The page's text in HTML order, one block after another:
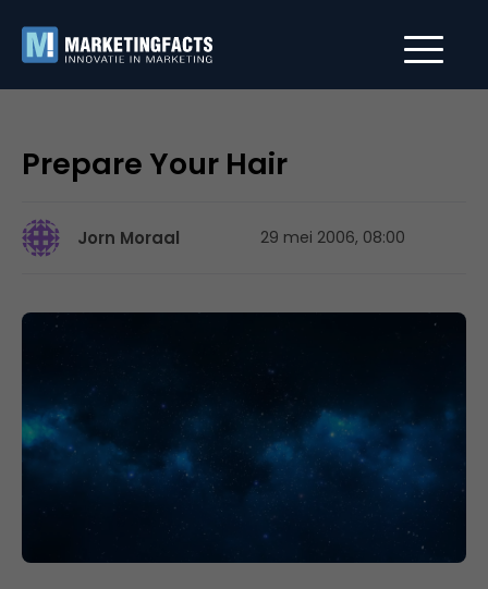
Prepare Your Hair
Jorn Moraal 29 mei 2006, 08:00